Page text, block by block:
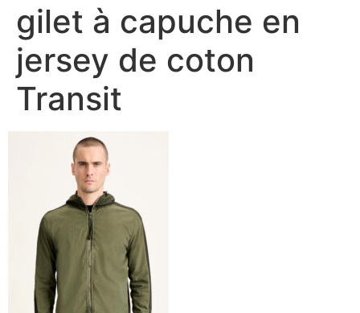
gilet à capuche en
jersey de coton
Transit